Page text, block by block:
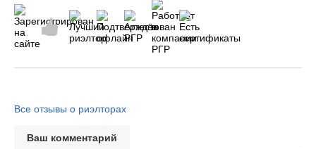
Все отзывы о риэлторах
Ваш комментарий